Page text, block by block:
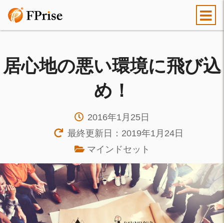
居心地の悪い環境に飛び込
め！
2016年1月25日
最終更新日：2019年1月24日
マインドセット